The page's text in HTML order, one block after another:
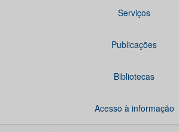
Serviços
Publicações
Bibliotecas
Acesso à informação